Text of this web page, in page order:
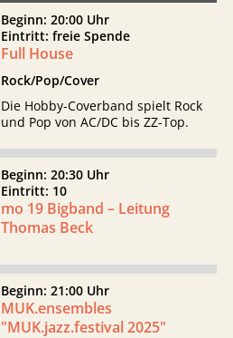
Beginn: 20:00 Uhr
Eintritt: freie Spende
Full House
Rock/Pop/Cover
Die Hobby-Coverband spielt Rock
und Pop von AC/DC bis ZZ-Top.
Beginn: 20:30 Uhr
Eintritt: 10
mo 19 Bigband – Leitung
Thomas Beck
Beginn: 21:00 Uhr
MUK.ensembles
"MUK.jazz.festival 2025"